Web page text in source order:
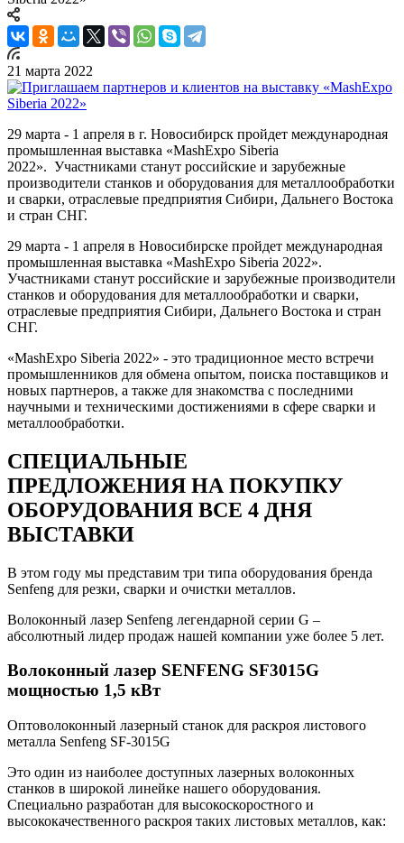
21 марта 2022
29 марта - 1 апреля в г. Новосибирск пройдет международная
промышленная выставка «MashExpo Siberia
2022». Участниками станут российские и зарубежные
производители станков и оборудования для металлообработки
и сварки, отраслевые предприятия Сибири, Дальнего Востока
и стран СНГ.
29 марта - 1 апреля в Новосибирске пройдет международная
промышленная выставка «MashExpo Siberia 2022».
Участниками станут российские и зарубежные производители
станков и оборудования для металлообработки и сварки,
отраслевые предприятия Сибири, Дальнего Востока и стран
СНГ.
«MashExpo Siberia 2022» - это традиционное место встречи
промышленников для обмена опытом, поиска поставщиков и
новых партнеров, а также для знакомства с последними
научными и техническими достижениями в сфере сварки и
металлообработки.
СПЕЦИАЛЬНЫЕ
ПРЕДЛОЖЕНИЯ НА ПОКУПКУ
ОБОРУДОВАНИЯ ВСЕ 4 ДНЯ
ВЫСТАВКИ
В этом году мы представим три типа оборудования бренда
Senfeng для резки, сварки и очистки металлов.
Волоконный лазер Senfeng легендарной серии G –
абсолютный лидер продаж нашей компании уже более 5 лет.
Волоконный лазер SENFENG SF3015G
мощностью 1,5 кВт
Оптоволоконный лазерный станок для раскроя листового
металла Senfeng SF-3015G
Это один из наиболее доступных лазерных волоконных
станков в широкой линейке нашего оборудования.
Специально разработан для высокоскоростного и
высококачественного раскроя таких листовых металлов, как: